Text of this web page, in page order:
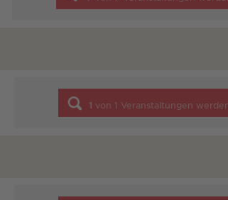
1 von 1 Veranstaltungen